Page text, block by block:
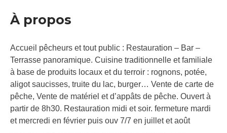
À propos
Accueil pêcheurs et tout public : Restauration – Bar –
Terrasse panoramique. Cuisine traditionnelle et familiale
à base de produits locaux et du terroir : rognons, potée,
aligot saucisses, truite du lac, burger… Vente de carte de
pêche, Vente de matériel et d’appâts de pêche. Ouvert à
partir de 8h30. Restauration midi et soir. fermeture mardi
et mercredi en février puis ouv 7/7 en juillet et août